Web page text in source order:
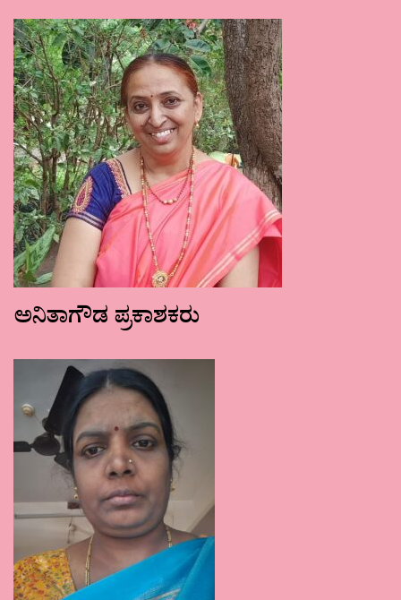
ಅನಿತಾಗೌಡ ಪ್ರಕಾಶಕರು